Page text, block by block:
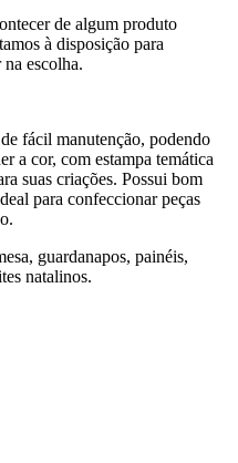
de algum produto
à disposição para
escolha.
fácil manutenção, podendo
a cor, com estampa temática
suas criações. Possui bom
para confeccionar peças
guardanapos, painéis,
natalinos.